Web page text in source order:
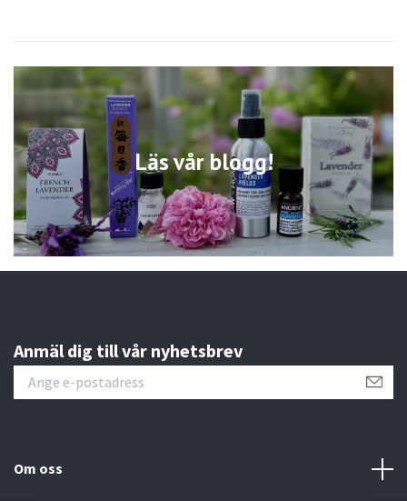
Läs vår blogg!
Anmäl dig till vår nyhetsbrev
Om oss